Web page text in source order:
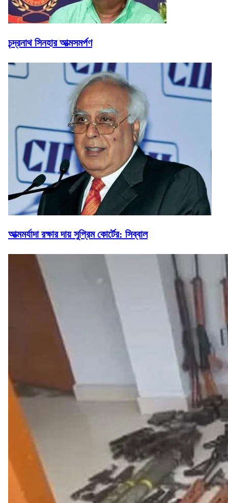
চন্দ্রনাথ সিনহার আত্মসমর্পণ
আত্মমর্যাদা রক্ষার দায় সুপ্রিম কোর্টের: সিব্বাল